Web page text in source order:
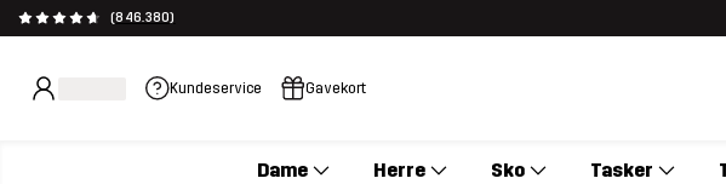
(846.380)
Kundeservice Gavekort
Dame Herre Sko Tasker